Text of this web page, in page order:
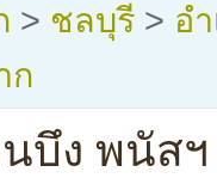
> ชลบุรี > อ
ก
บึง พนัส